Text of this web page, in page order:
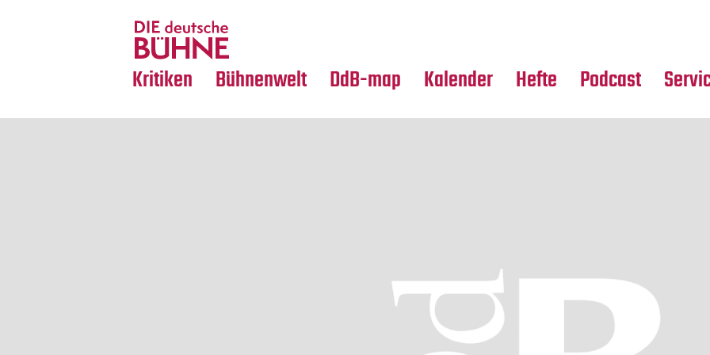
Kritiken
Crossover
Bühnenwelt
Medientipps
DdB-map Kalender Hefte Podcast